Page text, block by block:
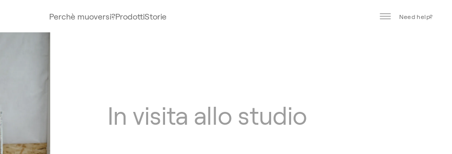
Perchè muoversi?ProdottiStorie Need help?
In visita allo studio